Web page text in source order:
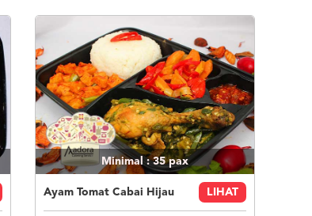
Minimal : 35pax
Ayam Tomat Cabai Hijau LIHAT